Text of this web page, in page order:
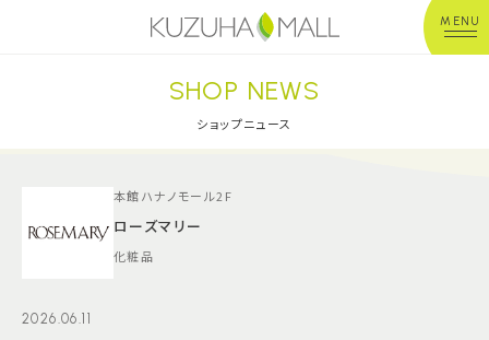
MENU
年中無休平 日：10:00~20:00
※店舗により異なる
ショップガイド
SHOP NEWS
ショップニュース
本館ハナノモール2F
ローズマリー
化粧品
2026.06.11